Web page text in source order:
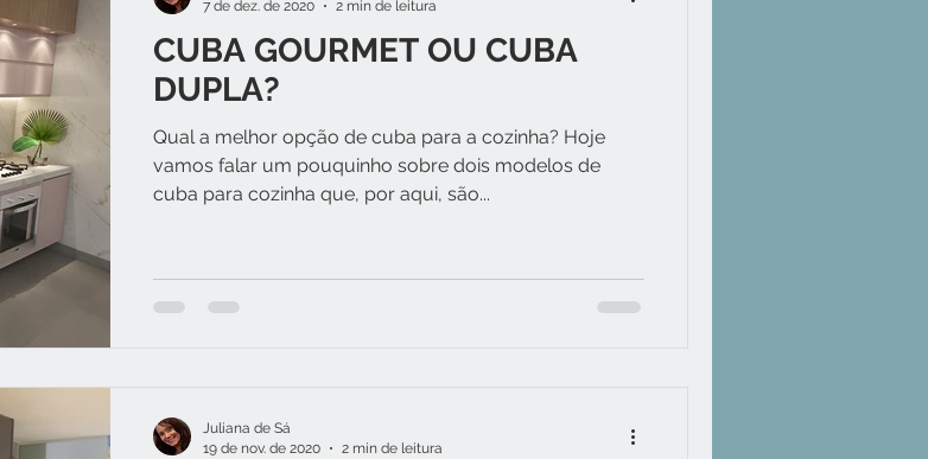
CUBA GOURMET OU CUBA
DUPLA?
Qual a melhor opção de cuba para a cozinha? Hoje
vamos falar um pouquinho sobre dois modelos de
cuba para cozinha que, por aqui, são...
7 de dez. de 2020
2 min de leitura
Juliana de Sá
19 de nov. de 2020
2 min de leitura